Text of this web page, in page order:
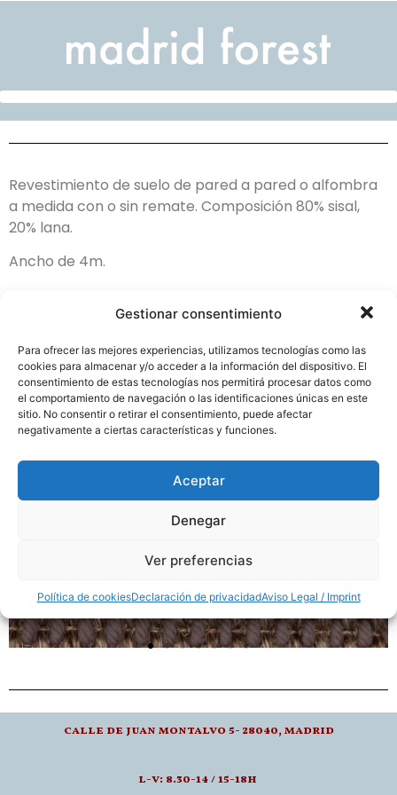
Gestionar consentimiento
Para ofrecer las mejores experiencias, utilizamos tecnologías como las
cookies para almacenar y/o acceder a la información del dispositivo. El
consentimiento de estas tecnologías nos permitirá procesar datos como
el comportamiento de navegación o las identificaciones únicas en este
sitio. No consentir o retirar el consentimiento, puede afectar
negativamente a ciertas características y funciones.
Aceptar
Denegar
Ver preferencias
Política de cookiesDeclaración de privacidadAviso Legal / Imprint
Revestimiento de suelo de pared a pared o alfombra
a medida con o sin remate. Composición 80% sisal,
20% lana.
Ancho de 4m.
calle de juan montalvo 5- 28040, madrid
l-v: 8.30-14 / 15-18h